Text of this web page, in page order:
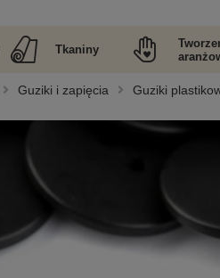
Tkaniny
Guziki i zapięcia Guziki